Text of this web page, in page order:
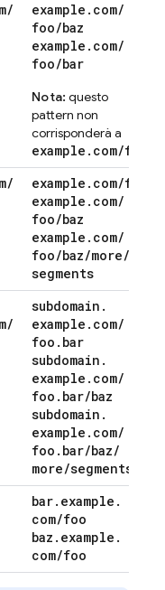
/
example . com/
foo/baz
example . com/
foo/bar
Nota: questo
pattern non
corrisponderà a
example.com/foo
/
example . com/foo
example . com/
foo/baz
example . com/
foo/baz/more/
segments
/
subdomain .
example . com/
foo . bar
subdomain .
example . com/
foo . bar/baz
subdomain .
example . com/
foo . bar/baz/
more/segments
bar. example .
com/foo
baz . example .
com/foo